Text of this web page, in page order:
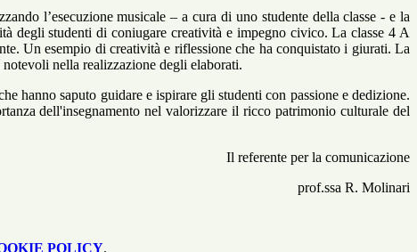
l’esecuzione musicale – a cura di uno studente della classe - e la
degli studenti di coniugare creatività e impegno civico. La classe 4 A
Un esempio di creatività e riflessione che ha conquistato i giurati. La
nella realizzazione degli elaborati.
hanno saputo guidare e ispirare gli studenti con passione e dedizione.
dell'insegnamento nel valorizzare il ricco patrimonio culturale del
Il referente per la comunicazione
prof.ssa R. Molinari
POLICY.